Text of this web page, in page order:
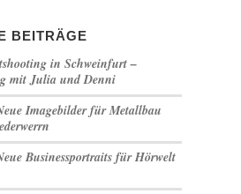
BEITRÄGE
in Schweinfurt –
mit Julia und Denni
Imagebilder für Metallbau
Businessportraits für Hörwelt